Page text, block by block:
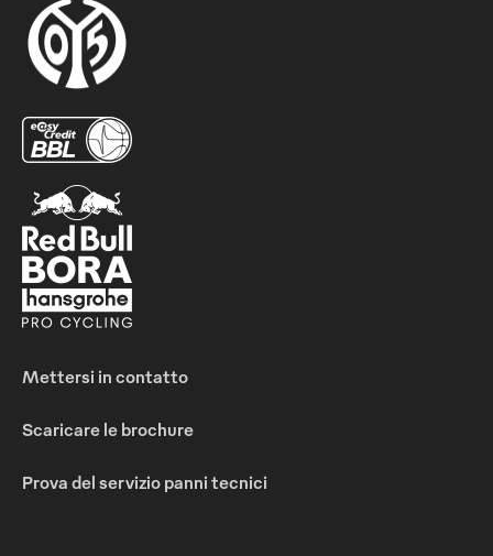
Mettersi in contatto
Scaricare le brochure
Prova del servizio panni tecnici